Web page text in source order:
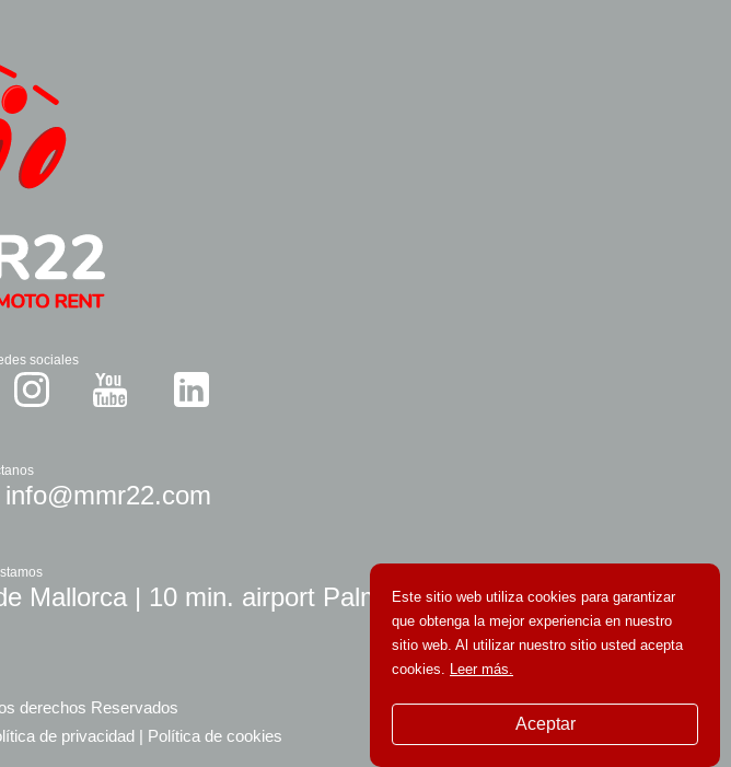
sociales
info@mmr22.com
Mallorca | 10 min. airport Palma
derechos Reservados
de privacidad | Política de cookies
Este sitio web utiliza cookies para garantizar
que obtenga la mejor experiencia en nuestro
sitio web. Al utilizar nuestro sitio usted acepta
cookies. Leer más.
Aceptar